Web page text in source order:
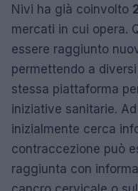
Nivi ha già coinvolto
mercati in cui opera.
essere raggiunto
permettendo a
stessa piattaforma
iniziative sanitarie.
inizialmente cerca
contraccezione può
raggiunta con